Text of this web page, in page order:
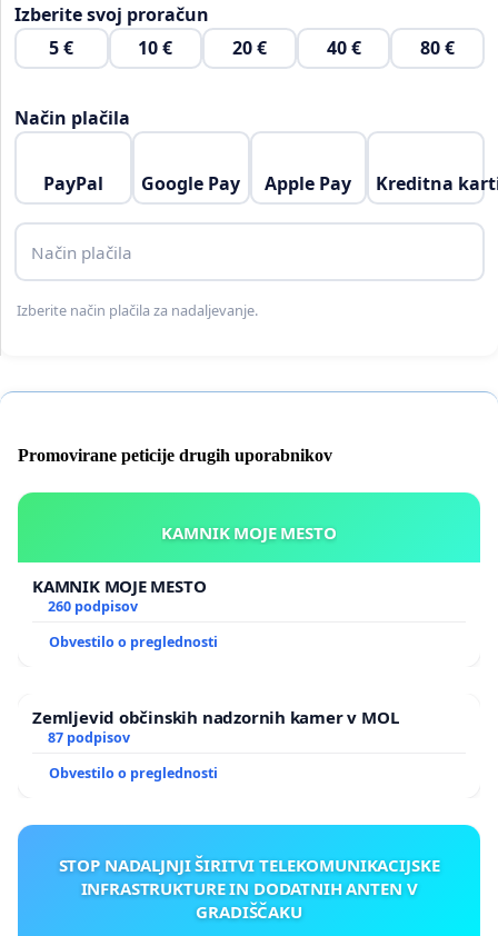
Izberite svoj proračun
5 €
10 € 20 € 40 € 80 €
Način plačila
PayPal Google Pay Apple Pay Kreditna
Način plačila
Izberite način plačila za nadaljevanje.
Promovirane peticije drugih uporabnikov
KAMNIK MOJE MESTO
KAMNIK MOJE MESTO
260 podpisov
Obvestilo o preglednosti
Zemljevid občinskih nadzornih kamer v MOL
87 podpisov
Obvestilo o preglednosti
STOP NADALJNJI ŠIRITVI TELEKOMUNIKACIJSKE
INFRASTRUKTURE IN DODATNIH ANTEN V
GRADIŠČAKU